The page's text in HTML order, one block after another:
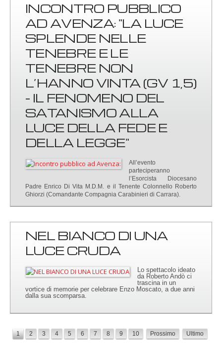
INCONTRO PUBBLICO
AD AVENZA: "LA LUCE
SPLENDE NELLE
TENEBRE E LE
TENEBRE NON
L’HANNO VINTA (GV 1,5)
- IL FENOMENO DEL
SATANISMO ALLA
LUCE DELLA FEDE E
DELLA LEGGE"
All’evento
parteciperanno
l’Esorcista Diocesano
Padre Enrico Di Vita M.D.M. e il Tenente Colonnello Roberto
Ghiorzi (Comandante Compagnia Carabinieri di Carrara).
NEL BIANCO DI UNA
LUCE CRUDA
Lo spettacolo ideato
da Roberto Andò ci
trascina in un
vortice di memorie per celebrare Enzo Moscato, a due anni
dalla sua scomparsa.
1 2 3 4 5 6 7 8 9 10 Prossimo Ultimo